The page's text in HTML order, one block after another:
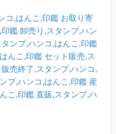
コ,はんこ,印鑑 お取り寄
印鑑 卸売り,スタンプ,ハン
ンプ,ハンコ,はんこ,印鑑
んこ,印鑑 セット販売,ス
販売終了,スタンプ,ハンコ,
プ,ハンコ,はんこ,印鑑 産
こ,印鑑 直販,スタンプ,ハ